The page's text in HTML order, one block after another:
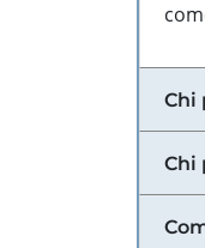
Chi
Chi